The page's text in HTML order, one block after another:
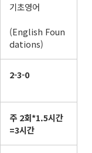
기초영어
(English Foun
dations)
2-3-0
주 2회*1.5시간
=3시간